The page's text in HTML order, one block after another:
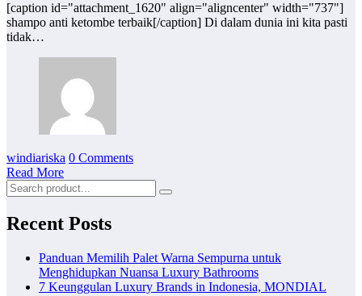
[caption id="attachment_1620" align="aligncenter" width="737"]
shampo anti ketombe terbaik[/caption] Di dalam dunia ini kita pasti
tidak…
windiariska 0 Comments
Read More
Recent Posts
Panduan Memilih Palet Warna Sempurna untuk
Menghidupkan Nuansa Luxury Bathrooms
7 Keunggulan Luxury Brands in Indonesia, MONDIAL